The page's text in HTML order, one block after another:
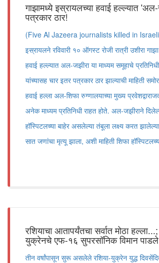
गाझामध्ये इस्रायलच्या हवाई हल्ल्यात
पत्रकार ठार!
(Five Al Jazeera journalists killed in
इस्रायलने रविवारी १० ऑगस्ट रोजी रात्री उशीरा
हवाई हल्ल्यात अल-जझीरा या माध्यम समूहाचे
यांच्यासह चार इतर पत्रकार ठार झाल्याची माहिती
हवाई हल्ला अल-शिफा रुग्णालयाच्या मुख्य
अनेक माध्यम प्रतिनिधी राहत होते. अल-जझीराने
हॉस्पिटलच्या बाहेर असलेल्या तंबूला लक्ष्य करत
सात जणांचा मृत्यू झाला, अशी माहिती शिफा
रशियाचा आतापर्यंतचा सर्वात मोठा
युक्रेनचे एफ-१६ सुपरसॉनिक विमान
तीन वर्षांपासून सुरू असलेले रशिया-युक्रेन युद्ध